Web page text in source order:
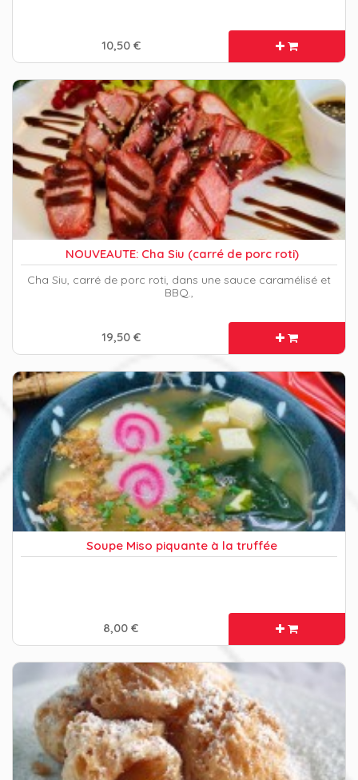
10,50 €
NOUVEAUTE: Cha Siu (carré de porc roti)
Cha Siu, carré de porc roti, dans une sauce caramélisé et
BBQ.,
19,50 €
Soupe Miso piquante à la truffée
8,00 €